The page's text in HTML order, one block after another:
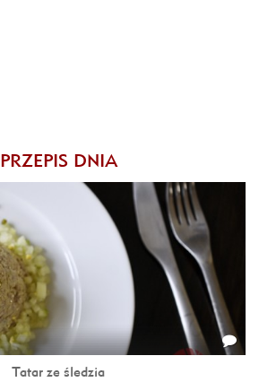
PRZEPIS DNIA
Tatar ze śledzia